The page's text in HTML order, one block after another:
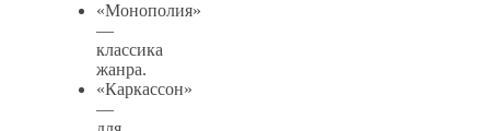
«Монополия»
—
классика
жанра.
«Каркассон»
—